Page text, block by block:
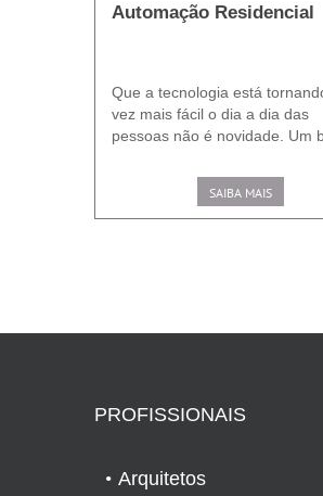
Automação Residencial
Que a tecnologia está
vez mais fácil o dia a dia das
pessoas não é novidade. Um
SAIBA MAIS
PROFISSIONAIS
Arquitetos